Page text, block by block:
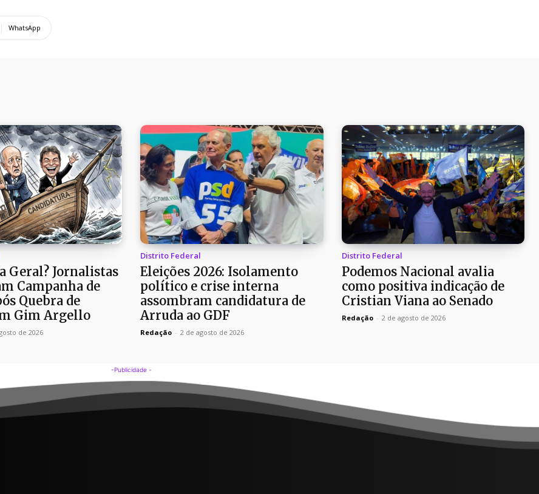
WhatsApp
Geral? Jornalistas
Campanha de
Quebra de
Gim Argello
de 2026
Distrito Federal
Eleições 2026: Isolamento
político e crise interna
assombram candidatura de
Arruda ao GDF
Redação - 2 de agosto de 2026
Distrito Federal
Podemos Nacional avalia
como positiva indicação de
Cristian Viana ao Senado
Redação - 2 de agosto de 2026
-Publicidade -